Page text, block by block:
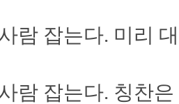
람 잡는다. 미리
람 잡는다. 칭찬